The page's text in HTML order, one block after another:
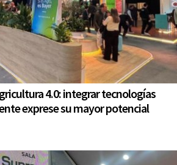
4.0: integrar tecnologías
exprese su mayor potencial